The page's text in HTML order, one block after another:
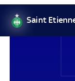
Saint